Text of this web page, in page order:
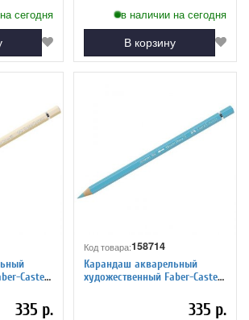
сегодня в наличии на сегодня
В корзину
Castell
335 р.
Код товара:158714
Карандаш акварельный
художественный Faber-Castell
светло-кобальт. бирюза335 р.